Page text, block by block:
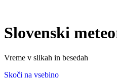
Slovenski
Vreme v slikah in besedah
Skoči na vsebino